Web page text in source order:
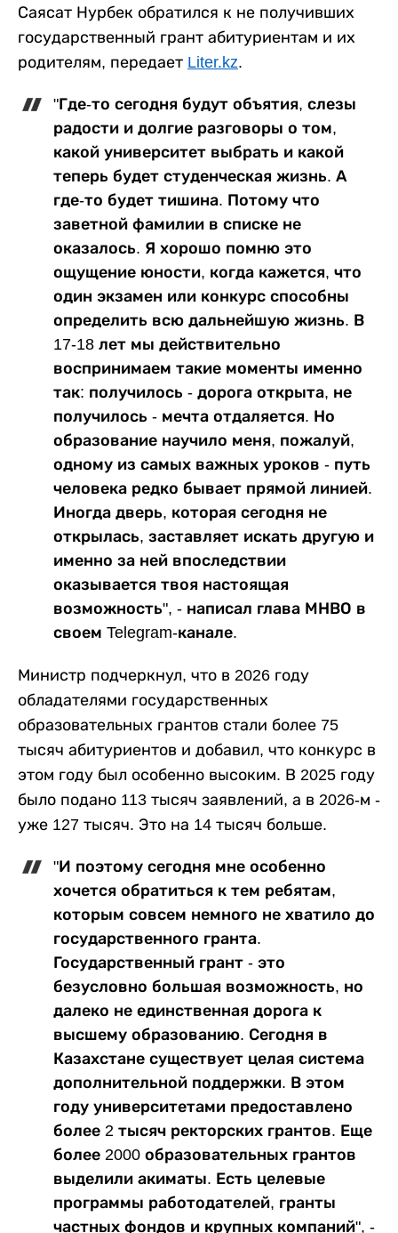
Саясат Нурбек обратился к не получивших
государственный грант абитуриентам и их
родителям, передает Liter.kz.
"Где-то сегодня будут объятия, слезы
радости и долгие разговоры о том,
какой университет выбрать и какой
теперь будет студенческая жизнь. А
где-то будет тишина. Потому что
заветной фамилии в списке не
оказалось. Я хорошо помню это
ощущение юности, когда кажется, что
один экзамен или конкурс способны
определить всю дальнейшую жизнь. В
17-18 лет мы действительно
воспринимаем такие моменты именно
так: получилось - дорога открыта, не
получилось - мечта отдаляется. Но
образование научило меня, пожалуй,
одному из самых важных уроков - путь
человека редко бывает прямой линией.
Иногда дверь, которая сегодня не
открылась, заставляет искать другую и
именно за ней впоследствии
оказывается твоя настоящая
возможность", - написал глава МНВО в
своем Telegram-канале.
Министр подчеркнул, что в 2026 году
обладателями государственных
образовательных грантов стали более 75
тысяч абитуриентов и добавил, что конкурс в
этом году был особенно высоким. В 2025 году
было подано 113 тысяч заявлений, а в 2026-м -
уже 127 тысяч. Это на 14 тысяч больше.
"И поэтому сегодня мне особенно
хочется обратиться к тем ребятам,
которым совсем немного не хватило до
государственного гранта.
Государственный грант - это
безусловно большая возможность, но
далеко не единственная дорога к
высшему образованию. Сегодня в
Казахстане существует целая система
дополнительной поддержки. В этом
году университетами предоставлено
более 2 тысяч ректорских грантов. Еще
более 2000 образовательных грантов
выделили акиматы. Есть целевые
программы работодателей, гранты
частных фондов и крупных компаний", -